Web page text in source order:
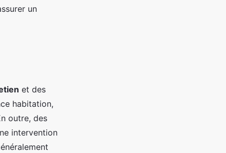
un
et des
habitation,
outre, des
intervention